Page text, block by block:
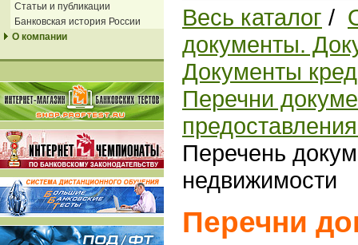
Статьи и публикации
Банковская история России
О компании
Весь каталог /
документы.
Документы
Перечни
Перечень
недвижимости
Перечни